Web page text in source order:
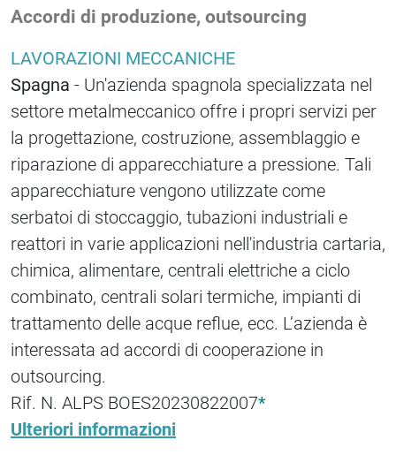
Accordi di produzione, outsourcing
LAVORAZIONI MECCANICHE
Spagna - Un'azienda spagnola specializzata nel
settore metalmeccanico offre i propri servizi per
la progettazione, costruzione, assemblaggio e
riparazione di apparecchiature a pressione. Tali
apparecchiature vengono utilizzate come
serbatoi di stoccaggio, tubazioni industriali e
reattori in varie applicazioni nell'industria cartaria,
chimica, alimentare, centrali elettriche a ciclo
combinato, centrali solari termiche, impianti di
trattamento delle acque reflue, ecc. L’azienda è
interessata ad accordi di cooperazione in
outsourcing.
Rif. N. ALPS BOES20230822007*
Ulteriori informazioni